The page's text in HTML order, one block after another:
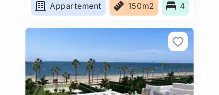
Appartement
150m2 4